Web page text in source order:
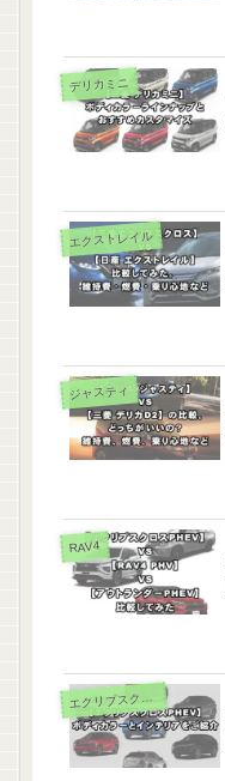
デリカミニ
エクストレイル
ジャスティ
RAV4
エ
クリプスクロス